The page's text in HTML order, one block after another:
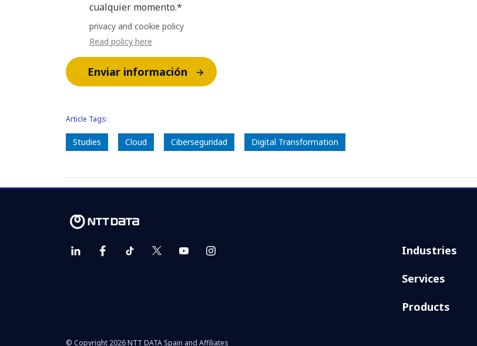
cualquier momento.*
privacy and cookie policy
Read policy here
Enviar información
Article Tags:
Studies Cloud Ciberseguridad Digital Transformation
Industries
Services
Products
© Copyright 2026 NTT DATA Spain and Affiliates